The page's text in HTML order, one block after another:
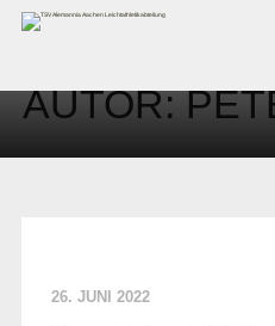
AUTOR:
26. JUNI 2022